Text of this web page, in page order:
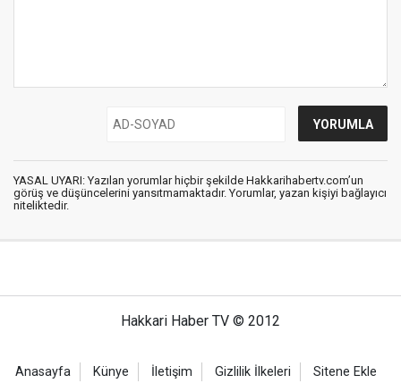
YASAL UYARI: Yazılan yorumlar hiçbir şekilde Hakkarihabertv.com’un
görüş ve düşüncelerini yansıtmamaktadır. Yorumlar, yazan kişiyi bağlayıcı
niteliktedir.
Hakkari Haber TV © 2012
Anasayfa Künye İletişim Gizlilik İlkeleri Sitene Ekle